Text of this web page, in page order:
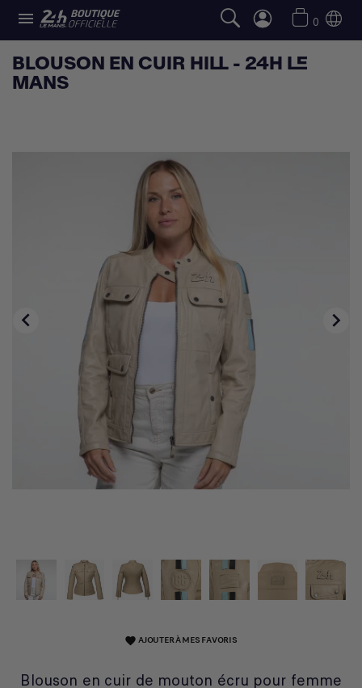
 0
BLOUSON EN CUIR HILL - 24H LE
MANS
 
favorite AJOUTER À MES FAVORIS
Blouson en cuir de mouton écru pour femme